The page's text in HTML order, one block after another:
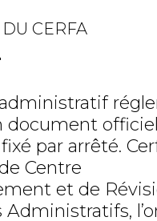
CERFA
document
par arrêté.
Centre
et de
Administratifs,